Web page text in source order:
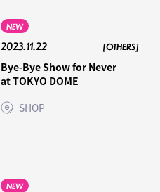
NEW
2023.11.22 [OTHERS]
Bye-Bye Show for Never
at TOKYO DOME
SHOP
NEW